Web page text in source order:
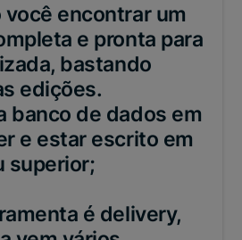
encontrar um
e pronta para
bastando
edições.
banco de dados em
e estar escrito em
superior;
é delivery,